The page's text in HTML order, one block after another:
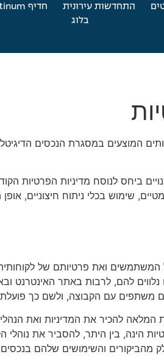
התחדשות עירונית חדיף Platinum
בלוג
בשירותים המוצעים במסגרת
ביחס לנוסח מדיניות הפרטיות
שימוש בכלי ניתוח חיצוניים,
המשתמשים ואת פרטיותם של
נלווים להם, לרבות באתר האינטרנט
עם הקבוצה, ולשם כך פועלת
המלאה להכיר את המדיניות ואת
הינה, בין היתר, להסביר את
והשימושים שלהם בנכסים